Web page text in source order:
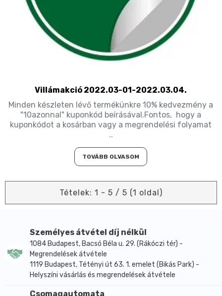
Villámakció 2022.03-01-2022.03.04.
Minden készleten lévő termékünkre 10% kedvezmény a
"10azonnal" kuponkód beírásával.Fontos, hogy a
kuponkódot a kosárban vagy a megrendelési folyamat
..
TOVÁBB OLVASOM
Tételek: 1 - 5 / 5 (1 oldal)
Személyes átvétel díj nélkül
1084 Budapest, Bacsó Béla u. 29. (Rákóczi tér) -
Megrendelések átvétele
1119 Budapest, Tétényi út 63. 1. emelet (Bikás Park) -
Helyszíni vásárlás és megrendelések átvétele
Csomagautomata